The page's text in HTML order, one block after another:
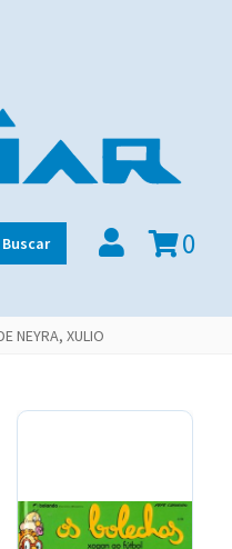
Buscar 0
NEYRA, XULIO